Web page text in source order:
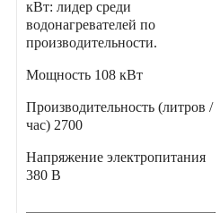
кВт: лидер среди
водонагревателей по
производительности.
Мощность 108 кВт
Производительность (литров /
час) 2700
Напряжение электропитания
380 В